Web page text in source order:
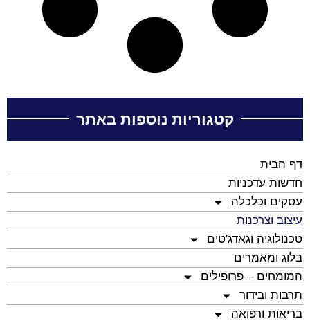
קטגוריות נוספות באתר
דף הבית
חדשות עדכניות
עסקים וכלכלה
עיצוב וצרכנות
טכנולוגיה וגאדג'טים
בלוג ומאמרים
המומחים – פרופילים
תרבות ובידור
בריאות ורפואה